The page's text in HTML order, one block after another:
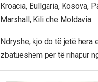
Kroacia, Bullgaria, Kosova,
Marshall, Kili dhe Moldavia.
Ndryshe, kjo do të jetë hera
zbatueshëm për të rihapur